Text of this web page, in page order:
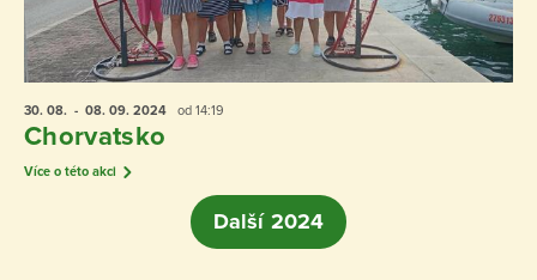
30. 08. - 08. 09. 2024 od 14:19
Chorvatsko
Více o této akci
Další 2024